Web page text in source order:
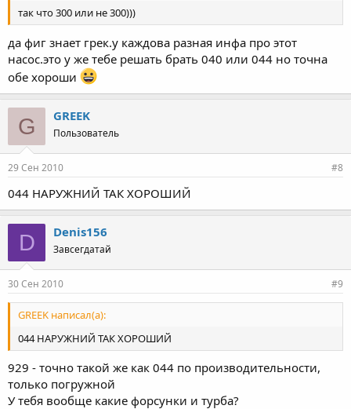
так что 300 или не 300)))
да фиг знает грек.у каждова разная инфа про этот
насос.это у же тебе решать брать 040 или 044 но точна
обе хороши
G GREEK
Пользователь
29 Сен 2010 #8
044 НАРУЖНИЙ ТАК ХОРОШИЙ
D Denis156
Завсегдатай
30 Сен 2010 #9
GREEK написал(а):
044 НАРУЖНИЙ ТАК ХОРОШИЙ
929 - точно такой же как 044 по производительности,
только погружной
У тебя вообще какие форсунки и турба?